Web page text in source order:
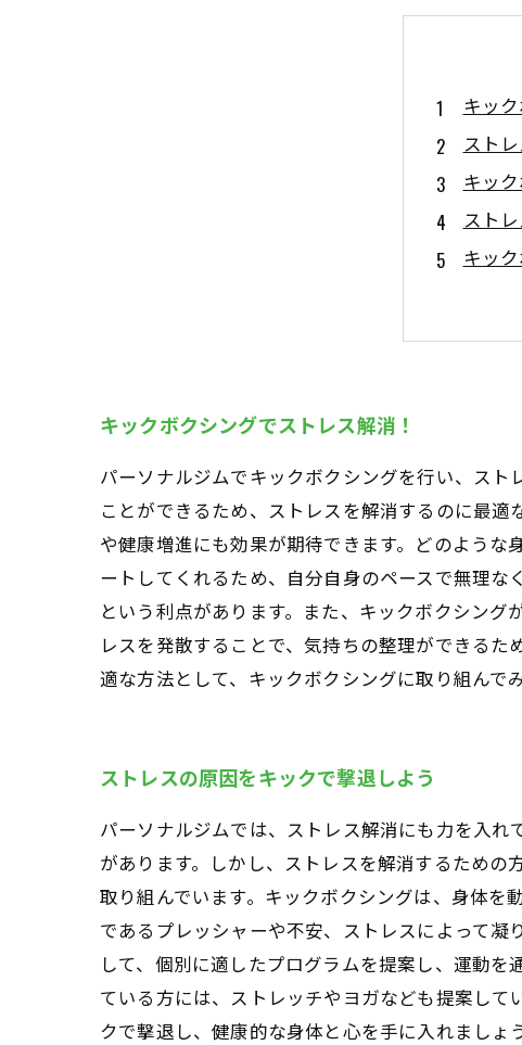
キッ
スト
キッ
スト
キッ
キックボクシングでストレス解消！
パーソナルジムでキックボクシングを行い、ス
ことができるため、ストレスを解消するのに最
や健康増進にも効果が期待できます。どのよう
ートしてくれるため、自分自身のペースで無理
という利点があります。また、キックボクシン
レスを発散することで、気持ちの整理ができる
適な方法として、キックボクシングに取り組んで
ストレスの原因をキックで撃退しよう
パーソナルジムでは、ストレス解消にも力を入
があります。しかし、ストレスを解消するため
取り組んでいます。キックボクシングは、身体
であるプレッシャーや不安、ストレスによって
して、個別に適したプログラムを提案し、運動
ている方には、ストレッチやヨガなども提案し
クで撃退し、健康的な身体と心を手に入れまし